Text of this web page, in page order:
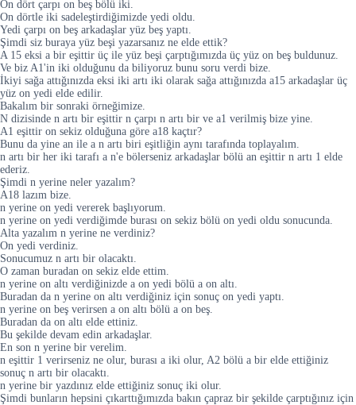
On dört çarpı on beş bölü iki.
On dörtle iki sadeleştirdiğimizde yedi oldu.
Yedi çarpı on beş arkadaşlar yüz beş yaptı.
Şimdi siz buraya yüz beşi yazarsanız ne elde ettik?
A 15 eksi a bir eşittir üç ile yüz beşi çarptığımızda üç yüz on beş buldunuz.
Ve biz A1'in iki olduğunu da biliyoruz bunu soru verdi bize.
İkiyi sağa attığınızda eksi iki artı iki olarak sağa attığınızda a15 arkadaşlar üç
yüz on yedi elde edilir.
Bakalım bir sonraki örneğimize.
N dizisinde n artı bir eşittir n çarpı n artı bir ve a1 verilmiş bize yine.
A1 eşittir on sekiz olduğuna göre a18 kaçtır?
Bunu da yine an ile a n artı biri eşitliğin aynı tarafında toplayalım.
n artı bir her iki tarafı a n'e bölerseniz arkadaşlar bölü an eşittir n artı 1 elde
ederiz.
Şimdi n yerine neler yazalım?
A18 lazım bize.
n yerine on yedi vererek başlıyorum.
n yerine on yedi verdiğimde burası on sekiz bölü on yedi oldu sonucunda.
Alta yazalım n yerine ne verdiniz?
On yedi verdiniz.
Sonucumuz n artı bir olacaktı.
O zaman buradan on sekiz elde ettim.
n yerine on altı verdiğinizde a on yedi bölü a on altı.
Buradan da n yerine on altı verdiğiniz için sonuç on yedi yaptı.
n yerine on beş verirsen a on altı bölü a on beş.
Buradan da on altı elde ettiniz.
Bu şekilde devam edin arkadaşlar.
En son n yerine bir verelim.
n eşittir 1 verirseniz ne olur, burası a iki olur, A2 bölü a bir elde ettiğiniz
sonuç n artı bir olacaktı.
n yerine bir yazdınız elde ettiğiniz sonuç iki olur.
Şimdi bunların hepsini çıkarttığımızda bakın çapraz bir şekilde çarptığınız için